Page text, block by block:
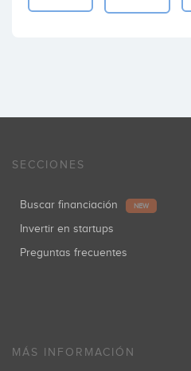
SECCIONES
Buscar financiación NEW
Invertir en startups
Preguntas frecuentes
MÁS INFORMACIÓN